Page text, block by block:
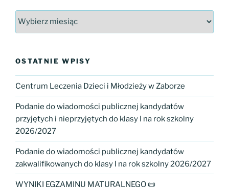
OSTATNIE WPISY
Centrum Leczenia Dzieci i Młodzieży w Zaborze
Podanie do wiadomości publicznej kandydatów
przyjętych i nieprzyjętych do klasy I na rok szkolny
2026/2027
Podanie do wiadomości publicznej kandydatów
zakwalifikowanych do klasy I na rok szkolny 2026/2027
WYNIKI EGZAMINU MATURALNEGO 📜